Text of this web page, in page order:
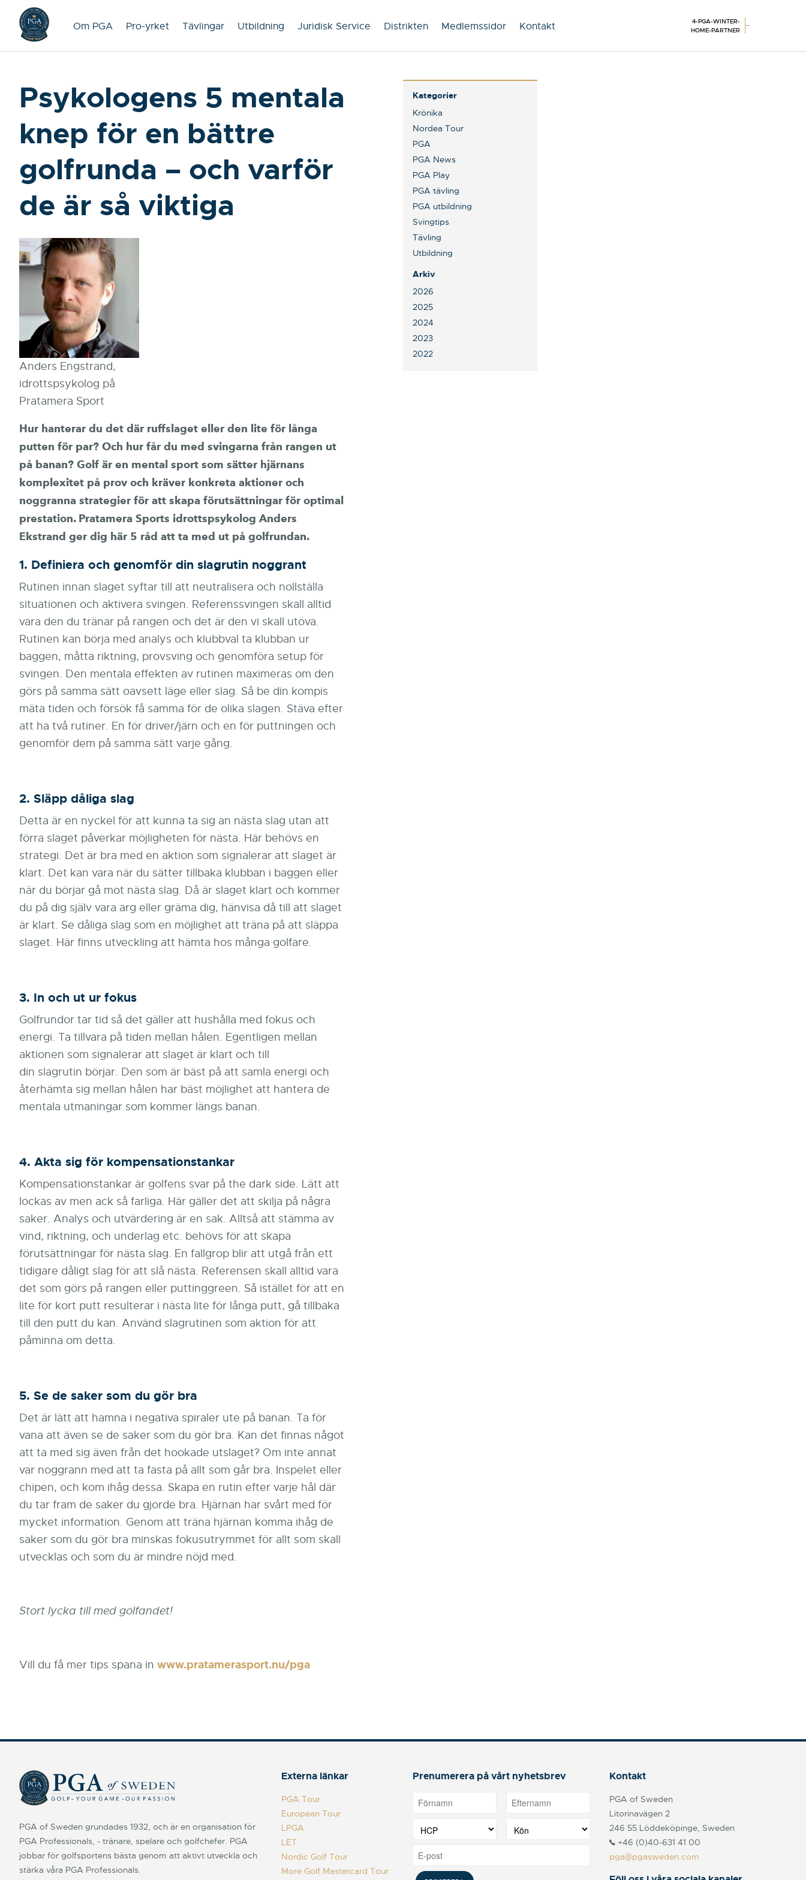
Om PGA Pro-yrket Tävlingar Utbildning Juridisk Service Distrikten Medlemssidor Kontakt
4-PGA-WINTER-
HOME-PARTNER
Psykologens 5 mentala
knep för en bättre
golfrunda – och varför
de är så viktiga
Anders Engstrand,
idrottspsykolog på
Pratamera Sport
Hur hanterar du det där ruffslaget eller den lite för långa
putten för par? Och hur får du med svingarna från rangen ut
på banan? Golf är en mental sport som sätter hjärnans
komplexitet på prov och kräver konkreta aktioner och
noggranna strategier för att skapa förutsättningar för optimal
prestation. Pratamera Sports idrottspsykolog Anders
Ekstrand ger dig här 5 råd att ta med ut på golfrundan.
1. Definiera och genomför din slagrutin noggrant
Rutinen innan slaget syftar till att neutralisera och nollställa
situationen och aktivera svingen. Referenssvingen skall alltid
vara den du tränar på rangen och det är den vi skall utöva.
Rutinen kan börja med analys och klubbval ta klubban ur
baggen, måtta riktning, provsving och genomföra setup för
svingen. Den mentala effekten av rutinen maximeras om den
görs på samma sätt oavsett läge eller slag. Så be din kompis
mäta tiden och försök få samma för de olika slagen. Stäva efter
att ha två rutiner. En för driver/järn och en för puttningen och
genomför dem på samma sätt varje gång.
2. Släpp dåliga slag
Detta är en nyckel för att kunna ta sig an nästa slag utan att
förra slaget påverkar möjligheten för nästa. Här behövs en
strategi. Det är bra med en aktion som signalerar att slaget är
klart. Det kan vara när du sätter tillbaka klubban i baggen eller
när du börjar gå mot nästa slag. Då är slaget klart och kommer
du på dig själv vara arg eller gräma dig, hänvisa då till att slaget
är klart. Se dåliga slag som en möjlighet att träna på att släppa
slaget. Här finns utveckling att hämta hos många golfare.
3. In och ut ur fokus
Golfrundor tar tid så det gäller att hushålla med fokus och
energi. Ta tillvara på tiden mellan hålen. Egentligen mellan
aktionen som signalerar att slaget är klart och till
din slagrutin börjar. Den som är bäst på att samla energi och
återhämta sig mellan hålen har bäst möjlighet att hantera de
mentala utmaningar som kommer längs banan.
4. Akta sig för kompensationstankar
Kompensationstankar är golfens svar på the dark side. Lätt att
lockas av men ack så farliga. Här gäller det att skilja på några
saker. Analys och utvärdering är en sak. Alltså att stämma av
vind, riktning, och underlag etc. behövs för att skapa
förutsättningar för nästa slag. En fallgrop blir att utgå från ett
tidigare dåligt slag för att slå nästa. Referensen skall alltid vara
det som görs på rangen eller puttinggreen. Så istället för att en
lite för kort putt resulterar i nästa lite för långa putt, gå tillbaka
till den putt du kan. Använd slagrutinen som aktion för att
påminna om detta.
5. Se de saker som du gör bra
Det är lätt att hamna i negativa spiraler ute på banan. Ta för
vana att även se de saker som du gör bra. Kan det finnas något
att ta med sig även från det hookade utslaget? Om inte annat
var noggrann med att ta fasta på allt som går bra. Inspelet eller
chipen, och kom ihåg dessa. Skapa en rutin efter varje hål där
du tar fram de saker du gjorde bra. Hjärnan har svårt med för
mycket information. Genom att träna hjärnan komma ihåg de
saker som du gör bra minskas fokusutrymmet för allt som skall
utvecklas och som du är mindre nöjd med.
Stort lycka till med golfandet!
Vill du få mer tips spana in www.pratamerasport.nu/pga
Kategorier
Krönika
Nordea Tour
PGA
PGA News
PGA Play
PGA tävling
PGA utbildning
Svingtips
Tävling
Utbildning
Arkiv
2026
2025
2024
2023
2022
PGA of Sweden grundades 1932, och är en organisation för
PGA Professionals, - tränare, spelare och golfchefer. PGA
jobbar för golfsportens bästa genom att aktivt utveckla och
stärka våra PGA Professionals.
Externa länkar
PGA Tour
European Tour
LPGA
LET
Nordic Golf Tour
More Golf Mastercard Tour
Prenumerera på vårt nyhetsbrev Kontakt
PGA of Sweden
Litorinavägen 2
246 55 Löddeköpinge, Sweden
+46 (0)40-631 41 00
pga@pgasweden.com